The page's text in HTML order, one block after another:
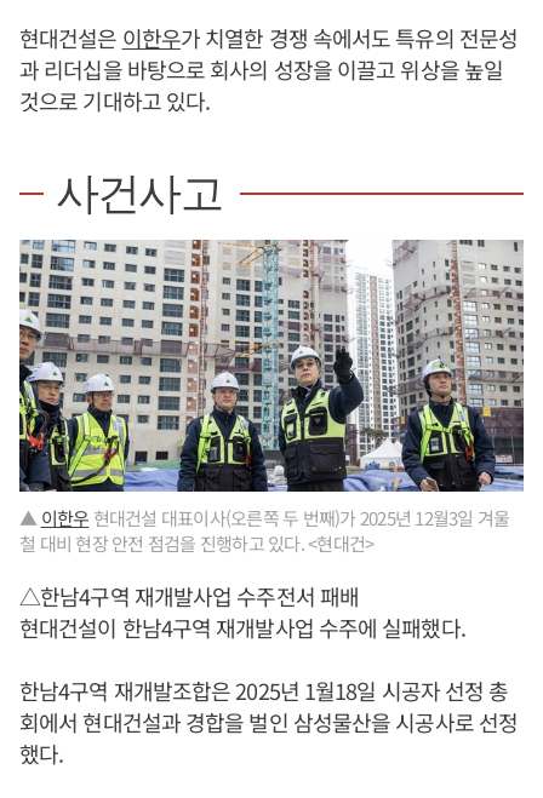
현대건설은 이한우가 치열한 경쟁 속에서도 특유의 전문성
과 리더십을 바탕으로 회사의 성장을 이끌고 위상을 높일
것으로 기대하고 있다.
사건사고
▲ 이한우 현대건설 대표이사(오른쪽 두 번째)가 2025년 12월3일 겨울
철 대비 현장 안전 점검을 진행하고 있다. <현대건>
△한남4구역 재개발사업 수주전서 패배
현대건설이 한남4구역 재개발사업 수주에 실패했다.
한남4구역 재개발조합은 2025년 1월18일 시공자 선정 총
회에서 현대건설과 경합을 벌인 삼성물산을 시공사로 선정
했다.